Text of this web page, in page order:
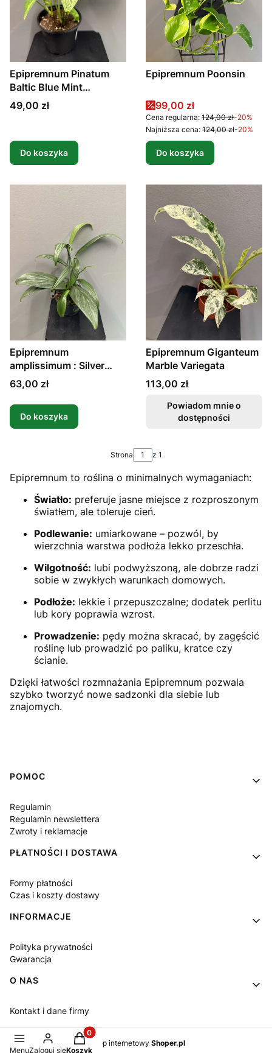
Epipremnum Pinatum
Baltic Blue Mint
Variegata d 11 cm
Cena
49,00 zł
Do koszyka
Epipremnum Poonsin
Cena promocyjna
99,00 zł
Cena regularna: 124,00 zł-20%
Najniższa cena: 124,00 zł-20%
Do koszyka
Epipremnum
amplissimum : Silver
Stripe
Cena
63,00 zł
Do koszyka
Epipremnum Giganteum
Marble Variegata
Cena
113,00 zł
Powiadom mnie o
dostępności
Strona z 1
Epipremnum to roślina o minimalnych wymaganiach:
Światło: preferuje jasne miejsce z rozproszonym
światłem, ale toleruje cień.
Podlewanie: umiarkowane – pozwól, by
wierzchnia warstwa podłoża lekko przeschła.
Wilgotność: lubi podwyższoną, ale dobrze radzi
sobie w zwykłych warunkach domowych.
Podłoże: lekkie i przepuszczalne; dodatek perlitu
lub kory poprawia wzrost.
Prowadzenie: pędy można skracać, by zagęścić
roślinę lub prowadzić po paliku, kratce czy
ścianie.
Dzięki łatwości rozmnażania Epipremnum pozwala
szybko tworzyć nowe sadzonki dla siebie lub
znajomych.
Linki w stopce
POMOC
Regulamin
Regulamin newslettera
Zwroty i reklamacje
PŁATNOŚCI I DOSTAWA
Formy płatności
Czas i koszty dostawy
INFORMACJE
Polityka prywatności
Gwarancja
O NAS
Kontakt i dane firmy
Sklep internetowy Shoper.pl
MenuZaloguj się
Produkty w koszyku: 0. Zobacz szczegóły
Koszyk